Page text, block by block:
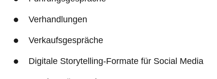
Verhandlungen
Verkaufsgespräche
Digitale Storytelling-Formate für Social Media